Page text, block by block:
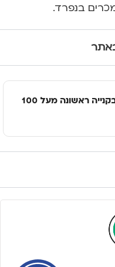
בנפרד.
ללקוחות חדשים! 10% הנחה בקנייה ראשונה מעל 100